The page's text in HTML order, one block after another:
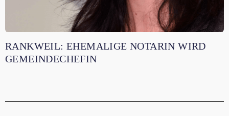
RANKWEIL: EHEMALIGE NOTARIN WIRD
GEMEINDECHEFIN